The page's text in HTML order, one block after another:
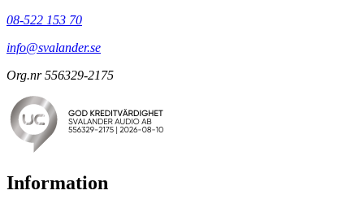
08-522 153 70
info@svalander.se
Org.nr 556329-2175
Information